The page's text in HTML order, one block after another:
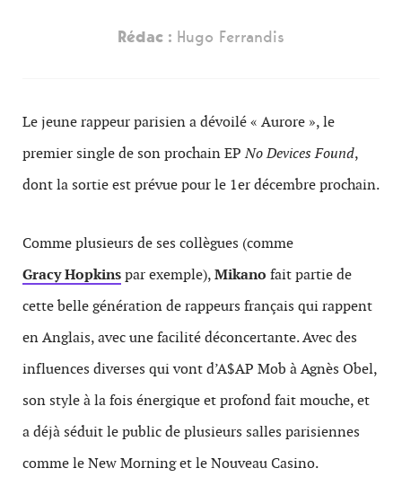
Rédac : Hugo Ferrandis
Le jeune rappeur parisien a dévoilé « Aurore », le
premier single de son prochain EPNo Devices Found,
dont la sortie est prévue pour le 1er décembre prochain.
Comme plusieurs de ses collègues (comme
Gracy Hopkinspar exemple),Mikano fait partie de
cette belle génération de rappeurs français qui rappent
en Anglais, avec une facilité déconcertante. Avec des
influences diverses qui vont d’A$AP Mob à Agnès Obel,
son style à la fois énergique et profond fait mouche, et
a déjà séduit le public de plusieurs salles parisiennes
comme le New Morning et le Nouveau Casino.